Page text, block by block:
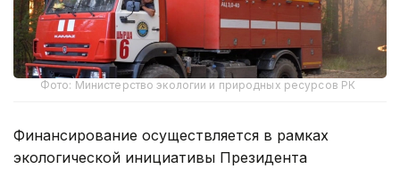
Фото: Министерство экологии и природных ресурсов РК
Финансирование осуществляется в рамках
экологической инициативы Президента